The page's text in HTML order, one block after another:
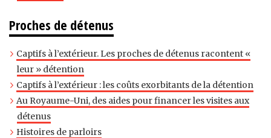
Proches de détenus
Captifs à l’extérieur. Les proches de détenus racontent «
leur » détention
Captifs à l’extérieur : les coûts exorbitants de la détention
Au Royaume-Uni, des aides pour financer les visites aux
détenus
Histoires de parloirs